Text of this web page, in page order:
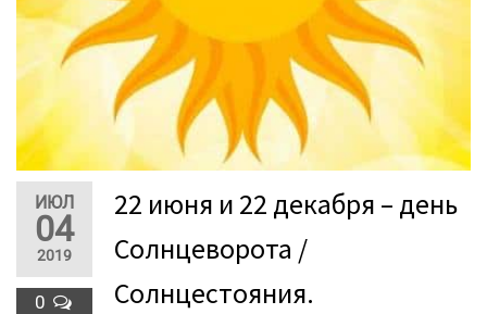
ИЮЛ
04
2019
0
22 июня и 22 декабря – день
Солнцеворота /
Солнцестояния.